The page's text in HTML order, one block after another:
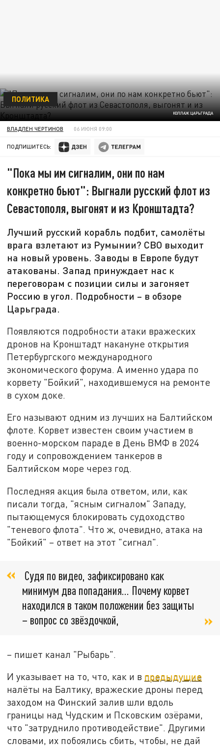
КОЛЛАЖ ЦАРЬГРАДА
ПОЛИТИКА
ВЛАДЛЕН ЧЕРТИНОВ 06 ИЮНЯ 09:00
ПОДПИШИТЕСЬ:
"Пока мы им сигналим, они по нам
конкретно бьют": Выгнали русский флот из
Севастополя, выгонят и из Кронштадта?
Лучший русский корабль подбит, самолёты
врага взлетают из Румынии? СВО выходит
на новый уровень. Заводы в Европе будут
атакованы. Запад принуждает нас к
переговорам с позиции силы и загоняет
Россию в угол. Подробности – в обзоре
Царьграда.
Появляются подробности атаки вражеских
дронов на Кронштадт накануне открытия
Петербургского международного
экономического форума. А именно удара по
корвету "Бойкий", находившемуся на ремонте
в сухом доке.
Его называют одним из лучших на Балтийском
флоте. Корвет известен своим участием в
военно-морском параде в День ВМФ в 2024
году и сопровождением танкеров в
Балтийском море через год.
Последняя акция была ответом, или, как
писали тогда, "ясным сигналом" Западу,
пытающемуся блокировать судоходство
"теневого флота". Что ж, очевидно, атака на
"Бойкий" – ответ на этот "сигнал".
Судя по видео, зафиксировано как
минимум два попадания… Почему корвет
находился в таком положении без защиты
– вопрос со звёздочкой,
– пишет канал "Рыбарь".
И указывает на то, что, как и в предыдущие
налёты на Балтику, вражеские дроны перед
заходом на Финский залив шли вдоль
границы над Чудским и Псковским озёрами,
что "затруднило противодействие". Другими
словами, их побоялись сбить, чтобы, не дай